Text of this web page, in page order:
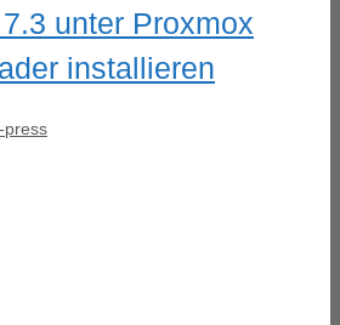
unter Proxmox
installieren
press